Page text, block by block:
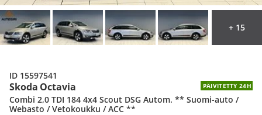
Skoda Octavia PÄIVITETTY 24H
Combi 2,0 TDI 184 4x4 Scout DSG Autom. ** Suomi-auto /
Webasto / Vetokoukku / ACC **
ID 15597541
+ 15